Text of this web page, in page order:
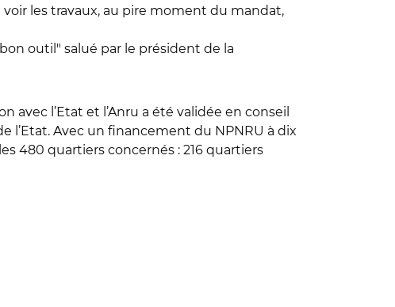
les travaux, au pire moment du mandat,
outil" salué par le président de la
l’Etat et l’Anru a été validée en conseil
l’Etat. Avec un financement du NPNRU à dix
480 quartiers concernés : 216 quartiers